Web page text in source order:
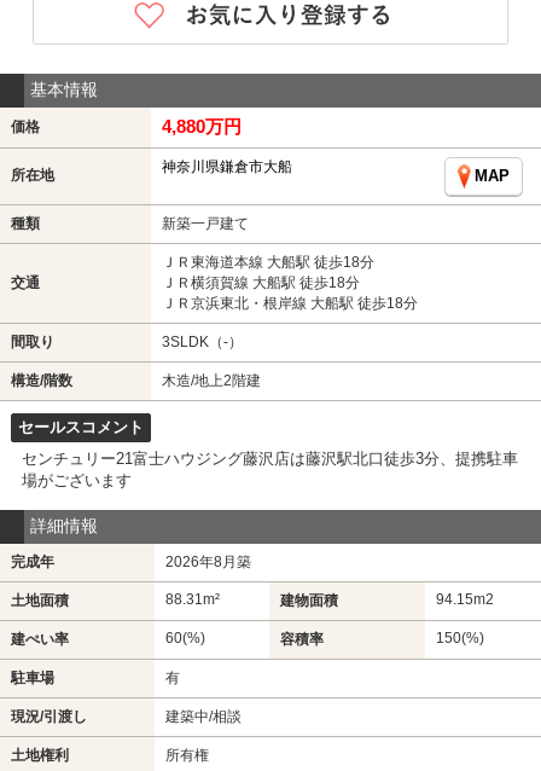
基本情報
価格 4,880万円
所在地 神奈川県鎌倉市大船
MAP
種類 新築一戸建て
交通
ＪＲ東海道本線 大船駅 徒歩18分
ＪＲ横須賀線 大船駅 徒歩18分
ＪＲ京浜東北・根岸線 大船駅 徒歩18分
間取り 3SLDK（-）
構造/階数 木造/地上2階建
セールスコメント
センチュリー21富士ハウジング藤沢店は藤沢駅北口徒歩3分、提携駐車
場がございます
詳細情報
完成年 2026年8月築
土地面積 88.31m² 建物面積 94.15m2
建ぺい率 60(%) 容積率 150(%)
駐車場 有
現況/引渡し 建築中/相談
土地権利 所有権